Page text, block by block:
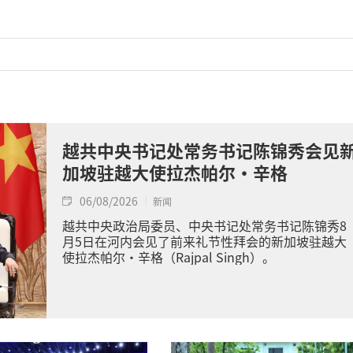
越共中央书记处常务书记陈锦秀会见
加坡驻越大使拉杰帕尔·辛格
06/08/2026 新闻
越共中央政治局委员、中央书记处常务书记陈锦秀8
月5日在河内会见了前来礼节性拜会的新加坡驻越大
使拉杰帕尔·辛格（Rajpal Singh）。